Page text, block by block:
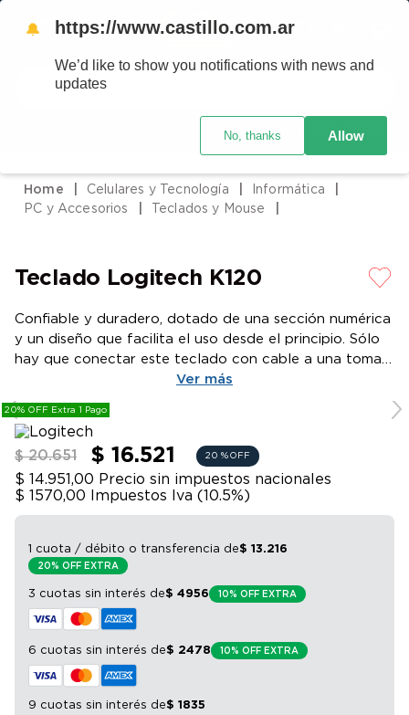
Buscar
Crédito Castillo
Celulares y Tecnología
Informática
PC y Accesorios
Teclados y Mouse
Teclado Logitech K120
Confiable y duradero, dotado de una sección numérica
y un diseño que facilita el uso desde el principio. Sólo
hay que conectar este teclado con cable a una toma
USB para empezar a usarloVer más
20% OFF Extra 1 Pago
$ 20.651 $ 16.521 20 % OFF
$ 14.951,00 Precio sin impuestos nacionales
$ 1570,00
Impuestos Iva (10.5%)
1 cuota / débito o transferencia de$ 13.216
20% OFF EXTRA
3 cuotas sin interés de$ 4956 10% OFF EXTRA
6 cuotas sin interés de$ 2478 10% OFF EXTRA
9 cuotas sin interés de$ 1835
2.
heladera
6.
cocina
7 .
moto
9.
bicicleta
10. sommier
🔔 https://www.castillo.com.ar
We’d like to show you notifications with news and
updates
No, thanks Allow